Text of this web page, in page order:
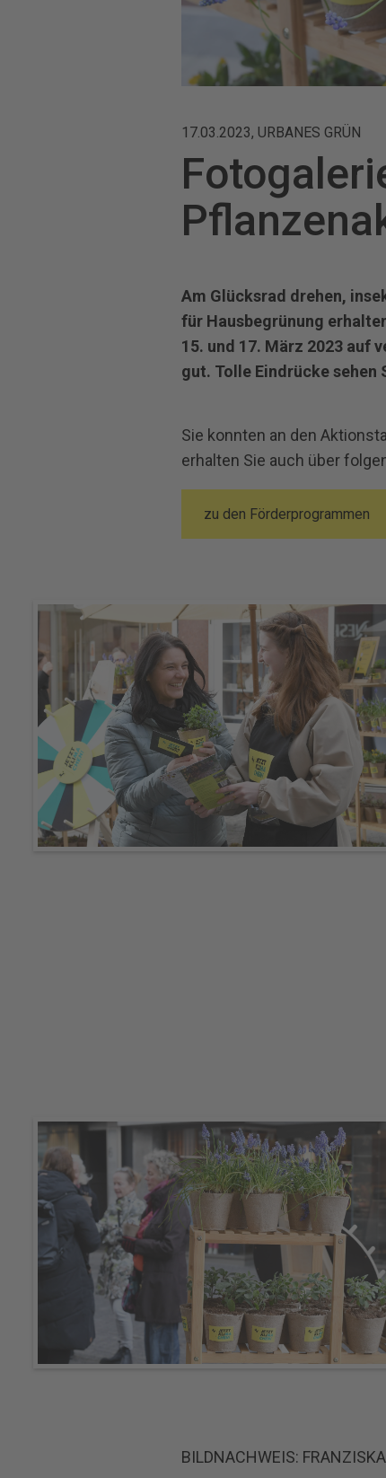
17.03.2023, URBANES GRÜN
Am Glücksrad drehen,
für Hausbegrünung
15. und 17. März 2023 auf
gut. Tolle Eindrücke
Sie konnten an den
erhalten Sie auch über
zu den Förderprogrammen
BILDNACHWEIS: